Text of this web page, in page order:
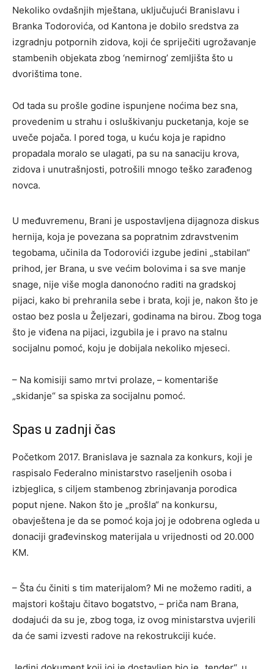
Nekoliko ovdašnjih mještana, uključujući Branislavu i
Branka Todorovića, od Kantona je dobilo sredstva za
izgradnju potpornih zidova, koji će spriječiti ugrožavanje
stambenih objekata zbog ‘nemirnog’ zemljišta što u
dvorištima tone.
Od tada su prošle godine ispunjene noćima bez sna,
provedenim u strahu i osluškivanju pucketanja, koje se
uveče pojača. I pored toga, u kuću koja je rapidno
propadala moralo se ulagati, pa su na sanaciju krova,
zidova i unutrašnjosti, potrošili mnogo teško zarađenog
novca.
U međuvremenu, Brani je uspostavljena dijagnoza diskus
hernija, koja je povezana sa popratnim zdravstvenim
tegobama, učinila da Todorovići izgube jedini „stabilan“
prihod, jer Brana, u sve većim bolovima i sa sve manje
snage, nije više mogla danonoćno raditi na gradskoj
pijaci, kako bi prehranila sebe i brata, koji je, nakon što je
ostao bez posla u Željezari, godinama na birou. Zbog toga
što je viđena na pijaci, izgubila je i pravo na stalnu
socijalnu pomoć, koju je dobijala nekoliko mjeseci.
– Na komisiji samo mrtvi prolaze, – komentariše
„skidanje“ sa spiska za socijalnu pomoć.
Spas u zadnji čas
Početkom 2017. Branislava je saznala za konkurs, koji je
raspisalo Federalno ministarstvo raseljenih osoba i
izbjeglica, s ciljem stambenog zbrinjavanja porodica
poput njene. Nakon što je „prošla“ na konkursu,
obavještena je da se pomoć koja joj je odobrena ogleda u
donaciji građevinskog materijala u vrijednosti od 20.000
KM.
– Šta ću činiti s tim materijalom? Mi ne možemo raditi, a
majstori koštaju čitavo bogatstvo, – priča nam Brana,
dodajući da su je, zbog toga, iz ovog ministarstva uvjerili
da će sami izvesti radove na rekostrukciji kuće.